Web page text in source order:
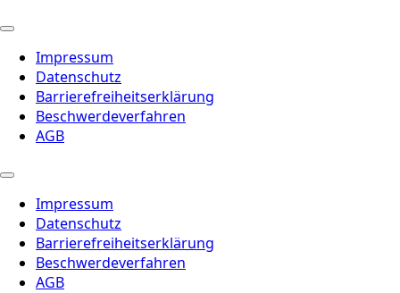
Impressum
Datenschutz
Barrierefreiheitserklärung
Beschwerdeverfahren
AGB
Impressum
Datenschutz
Barrierefreiheitserklärung
Beschwerdeverfahren
AGB